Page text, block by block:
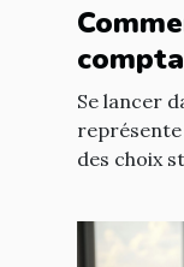
le
Se lancer
des choix